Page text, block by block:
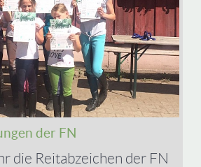
der FN
die Reitabzeichen der FN